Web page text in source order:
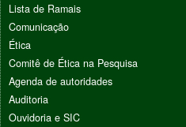
Lista de Ramais
Comunicação
Ética
Comitê de Ética na Pesquisa
Agenda de autoridades
Auditoria
Ouvidoria e SIC